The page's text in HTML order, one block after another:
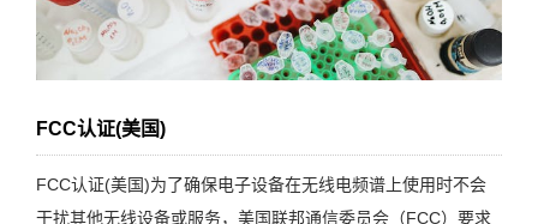
FCC认证(美国)
FCC认证(美国)为了确保电子设备在无线电频谱上使用时不会
干扰其他无线设备或服务，美国联邦通信委员会（FCC）要求